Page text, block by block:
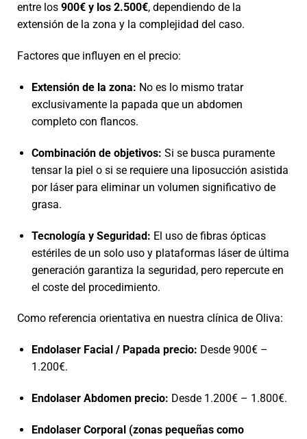
entre los 900€ y los 2.500€, dependiendo de la
extensión de la zona y la complejidad del caso.
Factores que influyen en el precio:
Extensión de la zona: No es lo mismo tratar
exclusivamente la papada que un abdomen
completo con flancos.
Combinación de objetivos: Si se busca puramente
tensar la piel o si se requiere una liposucción asistida
por láser para eliminar un volumen significativo de
grasa.
Tecnología y Seguridad: El uso de fibras ópticas
estériles de un solo uso y plataformas láser de última
generación garantiza la seguridad, pero repercute en
el coste del procedimiento.
Como referencia orientativa en nuestra clínica de Oliva:
Endolaser Facial / Papada precio: Desde 900€ –
1.200€.
Endolaser Abdomen precio: Desde 1.200€ – 1.800€.
Endolaser Corporal (zonas pequeñas como